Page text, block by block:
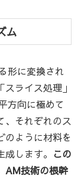
ム
形に変換され
ライス処理」
方向に極めて
、それぞれのス
のように材料を
します。 この
AM技術の根幹